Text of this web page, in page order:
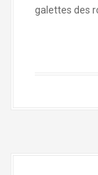
galettes des